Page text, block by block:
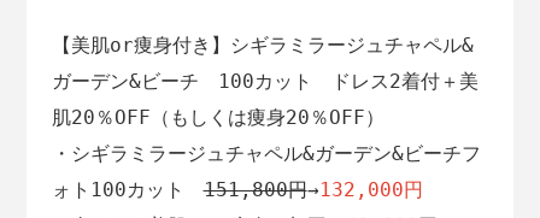
【美肌or痩身付き】シギラミラージュチャペル&
ガーデン&ビーチ　100カット　ドレス2着付＋美
肌20％OFF（もしくは痩身20％OFF）
・シギラミラージュチャペル&ガーデン&ビーチフ
ォト100カット
151,800円→132,000円